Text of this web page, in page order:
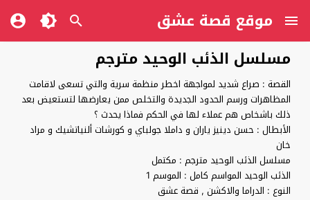
موقع قصة عشق
مسلسل الذئب الوحيد مترجم
القصة : صراع شديد لمواجهة اخطر منظمة سرية والتي تسعى لاقامت
المظاهرات ورسم الحدود الجديدة والتخلص ممن يعارضها لتستعيض بعد
ذلك باشخاص هم عملاء لها في الحكم فماذا يحدث ؟
الأبطال : حسن دينيز ياران و داملا جولباي و كورشات ألنياتشيك و مراد
خان
مسلسل الذئب الوحيد مترجم : مكتمل
الذئب الوحيد المواسم كامل : الموسم 1
النوع : الدراما والاكشن , قصة عشق